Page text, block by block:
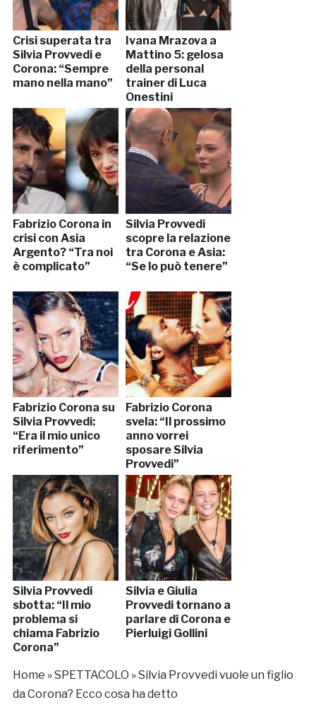
Crisi superata tra
Silvia Provvedi e
Corona: “Sempre
mano nella mano”
Ivana Mrazova a
Mattino 5: gelosa
della personal
trainer di Luca
Onestini
Fabrizio Corona in
crisi con Asia
Argento? “Tra noi
è complicato”
Silvia Provvedi
scopre la relazione
tra Corona e Asia:
“Se lo può tenere”
Fabrizio Corona su
Silvia Provvedi:
“Era il mio unico
riferimento”
Fabrizio Corona
svela: “Il prossimo
anno vorrei
sposare Silvia
Provvedi”
Silvia Provvedi
sbotta: “Il mio
problema si
chiama Fabrizio
Corona”
Silvia e Giulia
Provvedi tornano a
parlare di Corona e
Pierluigi Gollini
Home »SPETTACOLO »Silvia Provvedi vuole un figlio
da Corona? Ecco cosa ha detto